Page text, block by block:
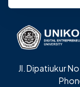
Jl. Dipatiukur